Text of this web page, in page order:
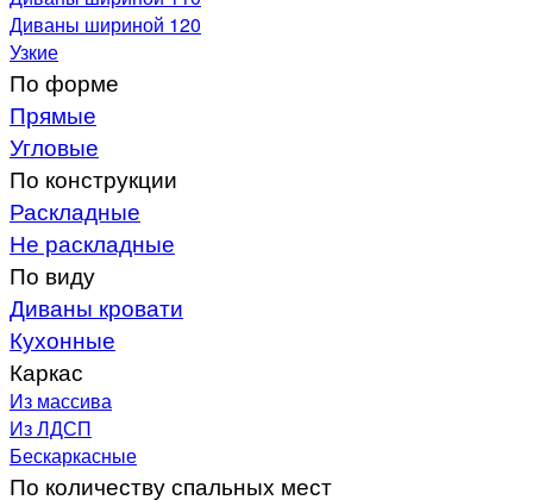
Диваны шириной 120
Узкие
По форме
Прямые
Угловые
По конструкции
Раскладные
Не раскладные
По виду
Диваны кровати
Кухонные
Каркас
Из массива
Из ЛДСП
Бескаркасные
По количеству спальных мест